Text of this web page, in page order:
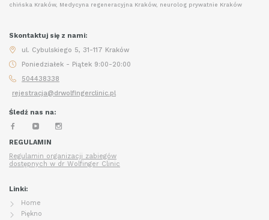
chińska Kraków, Medycyna regeneracyjna Kraków, neurolog prywatnie Kraków
Skontaktuj się z nami:
ul. Cybulskiego 5, 31-117 Kraków
Poniedziałek - Piątek 9:00-20:00
504438338
rejestracja@drwolfingerclinic.pl
Śledź nas na:
REGULAMIN
Regulamin organizacji zabiegów
dostępnych w dr Wolfinger Clinic
Linki:
Home
Piękno